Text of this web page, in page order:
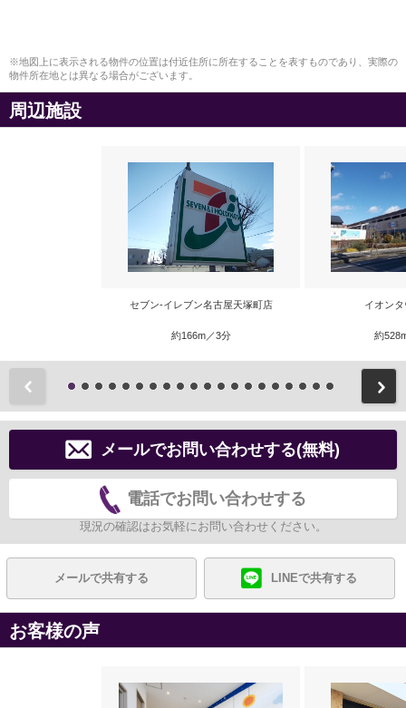
※地図上に表示される物件の位置は付近住所に所在することを表すものであり、実際の
物件所在地とは異なる場合がございます。
周辺施設
セブン-イレブン名古屋天塚町店
約166m／3分
イオン
約
メールでお問い合わせする(無料)
電話でお問い合わせする
現況の確認はお気軽にお問い合わせください。
メールで共有する LINEで共有する
お客様の声